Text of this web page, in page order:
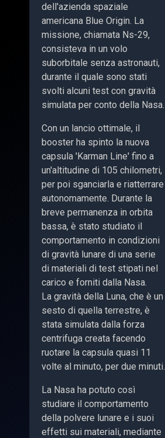
dell'azienda spaziale
americana Blue Origin. La
missione, chiamata Ns-29,
consisteva in un volo
suborbitale senza astronauti,
durante il quale sono stati
svolti alcuni test con gravità
simulata per conto della Nasa.
Con un lancio ottimale, il
booster ha spinto la nuova
capsula 'Karman Line' fino a
un'altitudine di 105 chilometri,
per poi sganciarla e riatterrare
autonomamente. Durante la
breve permanenza in orbita
bassa, è stato studiato il
comportamento in condizioni
di gravità lunare di una serie
di materiali di test stipati nel
carico e forniti dalla Nasa.
La gravità della Luna, che è un
sesto di quella terrestre, è
stata simulata dalla forza
centrifuga creata facendo
ruotare la capsula quasi 11
volte al minuto, per due minuti.
La Nasa ha potuto così
studiare il comportamento
della polvere lunare e i suoi
effetti sui materiali, mediante